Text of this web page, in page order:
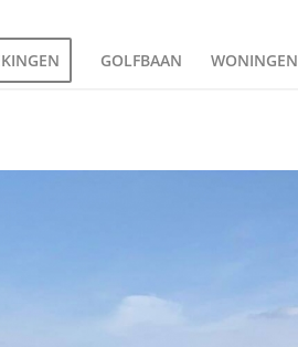
GOLFBAAN WONINGEN